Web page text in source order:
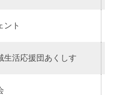
ト
活応援団あくしす